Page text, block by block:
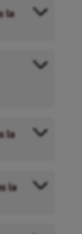
la
la
la